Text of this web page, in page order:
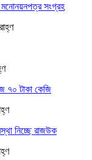
মনোনয়নপত্র সংগ্রহ
৭০ টাকা কেজি
নিচ্ছে রাজউক